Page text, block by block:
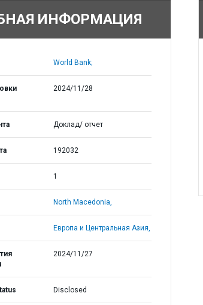
ИНФОРМАЦИЯ
World Bank;
2024/11/28
Доклад/ отчет
192032
1
North Macedonia,
Европа и Центральная Азия,
2024/11/27
Disclosed